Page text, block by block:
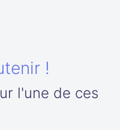
!
l'une de ces